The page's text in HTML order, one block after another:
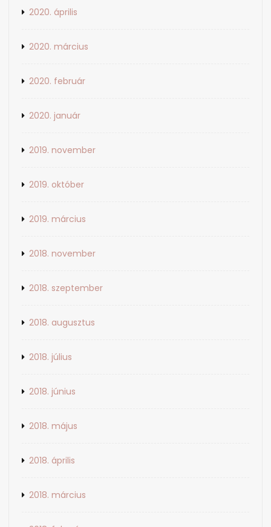
2020. április
2020. március
2020. február
2020. január
2019. november
2019. október
2019. március
2018. november
2018. szeptember
2018. augusztus
2018. július
2018. június
2018. május
2018. április
2018. március